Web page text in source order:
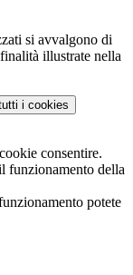
si avvalgono di
illustrate nella
i cookies
consentire.
funzionamento della
potete